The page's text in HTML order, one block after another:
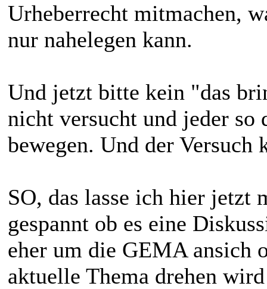
Urheberrecht mitmachen,
nur nahelegen kann.
Und jetzt bitte kein "das
nicht versucht und jeder
bewegen. Und der Versuch
SO, das lasse ich hier jetzt
gespannt ob es eine
eher um die GEMA ansich
aktuelle Thema drehen